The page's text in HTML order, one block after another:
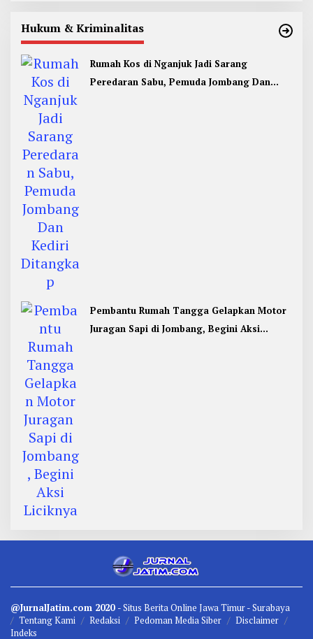
Hukum & Kriminalitas
Rumah Kos di Nganjuk Jadi Sarang
Peredaran Sabu, Pemuda Jombang Dan
Pembantu Rumah Tangga Gelapkan Motor
Juragan Sapi di Jombang, Begini Aksi
@JurnalJatim.com 2020 - Situs BeritaOnline Jawa Timur -Surabaya
Tentang Kami
Redaksi Pedoman Media Siber
Disclaimer
Indeks